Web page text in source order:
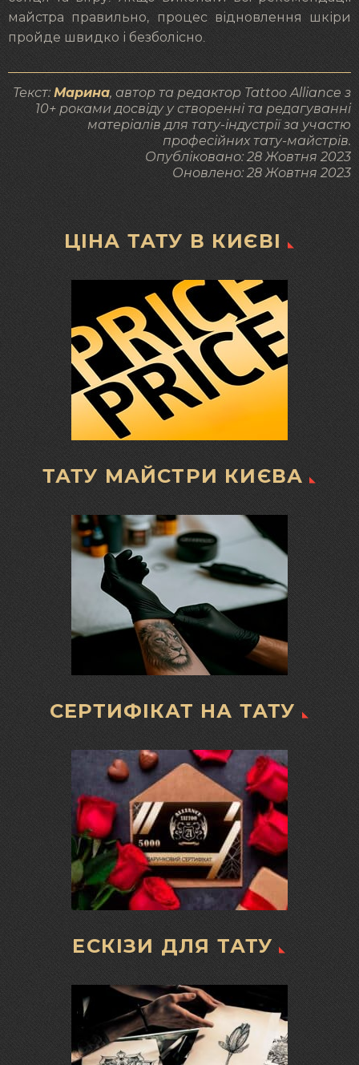
майстра правильно, процес відновлення шкіри
пройде швидко і безболісно.
Текст: Марина, автор та редактор Tattoo Alliance з
10+ роками досвіду у створенні та редагуванні
матеріалів для тату-індустрії за участю
професійних тату-майстрів.
Опубліковано:28 Жовтня 2023
Оновлено:28 Жовтня 2023
ЦІНА ТАТУ В КИЄВІ
ТАТУ МАЙСТРИ КИЄВА
СЕРТИФІКАТ НА ТАТУ
ЕСКІЗИ ДЛЯ ТАТУ